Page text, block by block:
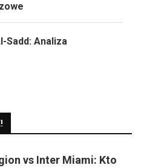
Sadd: Analiza
vs Inter Miami: Kto